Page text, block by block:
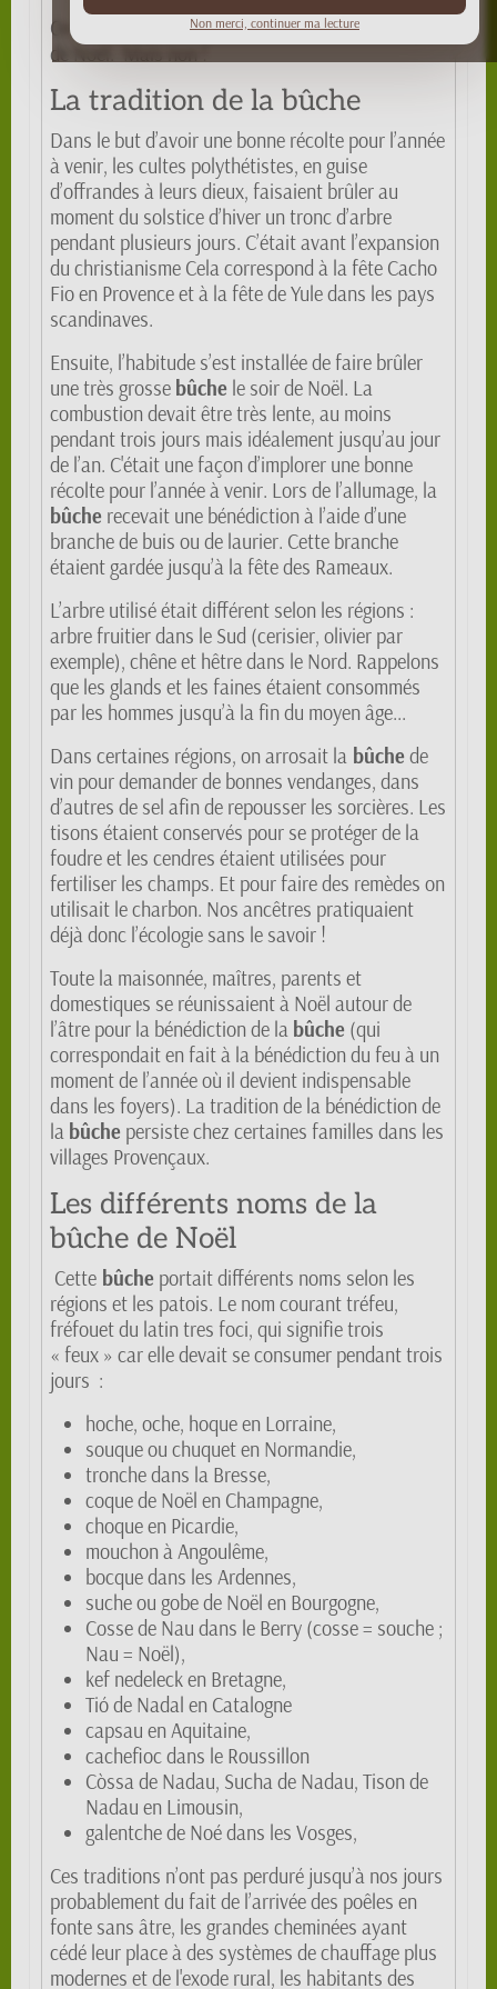
On pourrait penser que labûcheest liée au sapin
de Noël. Mais non !
La tradition de la bûche
Dans le but d’avoir une bonne récolte pour l’année
à venir, les cultes polythétistes, en guise
d’offrandes à leurs dieux, faisaient brûler au
moment du solstice d’hiver un tronc d’arbre
pendant plusieurs jours. C’était avant l’expansion
du christianisme Cela correspond à la fête Cacho
Fio en Provence et à la fête de Yule dans les pays
scandinaves.
Ensuite, l’habitude s’est installée de faire brûler
une très grosse bûche le soir de Noël. La
combustion devait être très lente, au moins
pendant trois jours mais idéalement jusqu’au jour
de l’an. C'était une façon d’implorer une bonne
récolte pour l’année à venir. Lors de l’allumage, la
bûche recevait une bénédiction à l’aide d’une
branche de buis ou de laurier. Cette branche
étaient gardée jusqu’à la fête des Rameaux.
L’arbre utilisé était différent selon les régions :
arbre fruitier dans le Sud (cerisier, olivier par
exemple), chêne et hêtre dans le Nord. Rappelons
que les glands et les faines étaient consommés
par les hommes jusqu’à la fin du moyen âge...
Dans certaines régions, on arrosait la bûchede
vin pour demander de bonnes vendanges, dans
d’autres de sel afin de repousser les sorcières. Les
tisons étaient conservés pour se protéger de la
foudre et les cendres étaient utilisées pour
fertiliser les champs. Et pour faire des remèdes on
utilisait le charbon. Nos ancêtres pratiquaient
déjà donc l’écologie sans le savoir !
Toute la maisonnée, maîtres, parents et
domestiques se réunissaient à Noël autour de
l’âtre pour la bénédiction de la bûche (qui
correspondait en fait à la bénédiction du feu à un
moment de l’année où il devient indispensable
dans les foyers). La tradition de la bénédiction de
la bûche persiste chez certaines familles dans les
villages Provençaux.
Les différents noms de la
bûche de Noël
Cette bûche portait différents noms selon les
régions et les patois. Le nom courant tréfeu,
fréfouet du latin tres foci, qui signifie trois
« feux » car elle devait se consumer pendant trois
jours :
hoche, oche, hoque en Lorraine,
souque ou chuquet en Normandie,
tronche dans la Bresse,
coque de Noël en Champagne,
choque en Picardie,
mouchon à Angoulême,
bocque dans les Ardennes,
suche ou gobe de Noël en Bourgogne,
Cosse de Nau dans le Berry (cosse = souche ;
Nau = Noël),
kef nedeleck en Bretagne,
Tió de Nadal en Catalogne
capsau en Aquitaine,
cachefioc dans le Roussillon
Còssa de Nadau, Sucha de Nadau, Tison de
Nadau en Limousin,
galentche de Noé dans les Vosges,
Ces traditions n’ont pas perduré jusqu’à nos jours
probablement du fait de l’arrivée des poêles en
fonte sans âtre, les grandes cheminées ayant
cédé leur place à des systèmes de chauffage plus
modernes et de l'exode rural, les habitants des
Non merci, continuer ma lecture